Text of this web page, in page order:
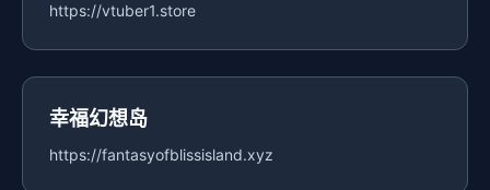
https://vtuber1.store
幸福幻想岛
https://fantasyofblissisland.xyz